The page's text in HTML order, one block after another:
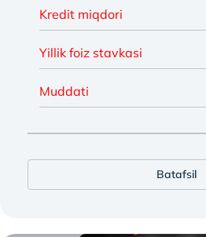
Kredit miqdori
Yillik foiz stavkasi
Muddati
Batafsil